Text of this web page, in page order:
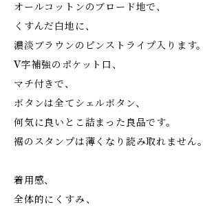
オールコットンのブロード地で、
くすんだ白地に、
濃淡ブラウンのピンストライプ入ります。
V字補強のポケット口、
マチ付きで、
ボタンは全てシェルボタン、
何気に良いとこ詰まった良品です。
裾のスタンプは薄くなり読み取れません。
着用感、
全体的にくすみ、